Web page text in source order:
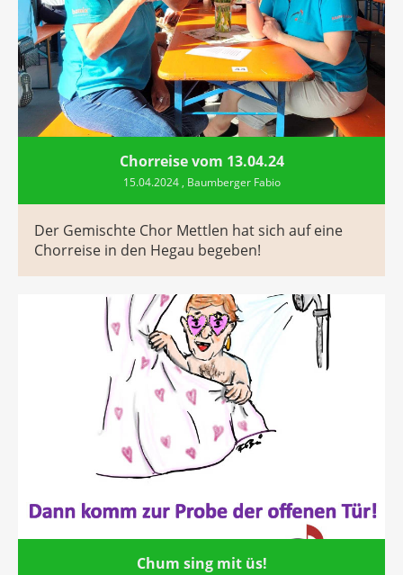
Chorreise vom 13.04.24
15.04.2024, Baumberger Fabio
Der Gemischte Chor Mettlen hat sich auf eine
Chorreise in den Hegau begeben!
Chum sing mit üs!